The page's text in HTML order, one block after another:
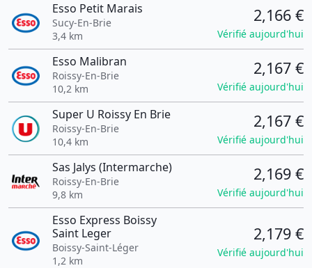
Esso Petit Marais
Sucy-En-Brie
3,4 km
2,166 €
Vérifié aujourd'hui
Esso Malibran
Roissy-En-Brie
10,2 km
2,167 €
Vérifié aujourd'hui
Super U Roissy En Brie
Roissy-En-Brie
10,4 km
2,167 €
Vérifié aujourd'hui
Sas Jalys (Intermarche)
Roissy-En-Brie
9,8 km
2,169 €
Vérifié aujourd'hui
Esso Express Boissy
Saint Leger
Boissy-Saint-Léger
1,2 km
2,179 €
Vérifié aujourd'hui